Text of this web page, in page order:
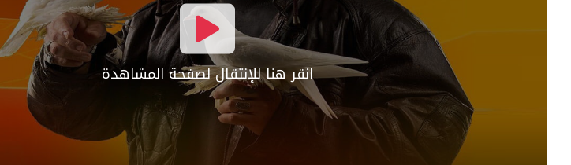
انقر هنا للإنتقال لصفحة المشاهدة